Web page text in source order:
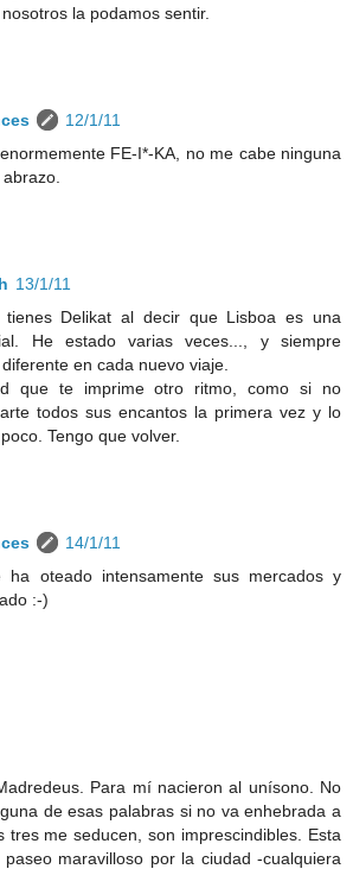
la podamos sentir.
12/1/11
FE-I*-KA, no me cabe ninguna
13/1/11
tienes Delikat al decir que Lisboa es una
He estado varias veces..., y siempre
en cada nuevo viaje.
que te imprime otro ritmo, como si no
todos sus encantos la primera vez y lo
Tengo que volver.
14/1/11
ha oteado intensamente sus mercados y
:-)
Para mí nacieron al unísono. No
de esas palabras si no va enhebrada a
tres me seducen, son imprescindibles. Esta
maravilloso por la ciudad -cualquiera